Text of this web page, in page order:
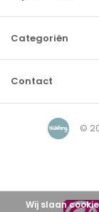
Categoriën
Contact
©
Wij slaan